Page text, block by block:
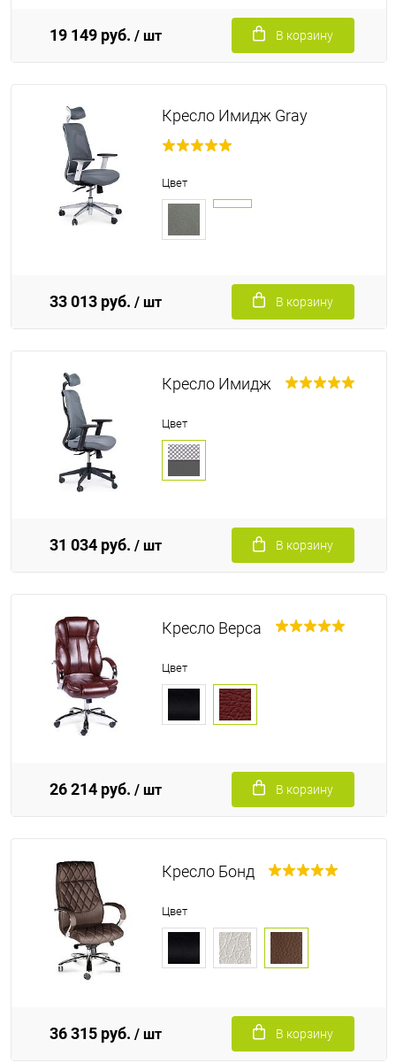
19 149 руб. / шт В корзину
Кресло Имидж Gray
Цвет
33 013 руб. / шт В корзину
Кресло Имидж
Цвет
31 034 руб. / шт В корзину
Кресло Верса
Цвет
26 214 руб. / шт В корзину
Кресло Бонд
Цвет
36 315 руб. / шт В корзину